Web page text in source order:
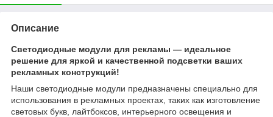
Описание
Светодиодные модули для рекламы — идеальное
решение для яркой и качественной подсветки ваших
рекламных конструкций!
Наши светодиодные модули предназначены специально для
использования в рекламных проектах, таких как изготовление
световых букв, лайтбоксов, интерьерного освещения и